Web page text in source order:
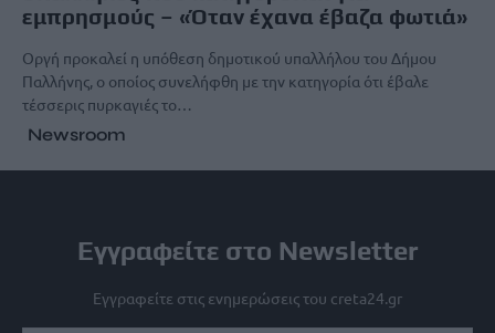
εμπρησμούς – «Όταν έχανα έβαζα φωτιά»
Οργή προκαλεί η υπόθεση δημοτικού υπαλλήλου του Δήμου
Παλλήνης, ο οποίος συνελήφθη με την κατηγορία ότι έβαλε
τέσσερις πυρκαγιές το…
Newsroom
Εγγραφείτε στο Newsletter
Εγγραφείτε στις ενημερώσεις του creta24.gr